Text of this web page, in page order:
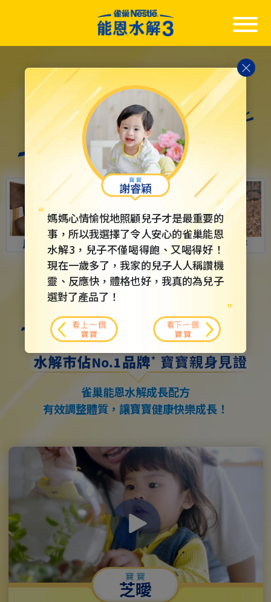
content
謝睿穎
媽媽心情愉悅地照顧兒子才是最重要的
事，所以我選擇了令人安心的雀巢能恩
水解3，兒子不僅喝得飽、又喝得好！
現在一歲多了，我家的兒子人人稱讚機
靈、反應快，體格也好，我真的為兒子
選對了產品了！
看上一個
寶寶
看下一個
寶寶
雀巢能恩水解成長配方
有效調整體質，讓寶寶健康快樂成長！
芝曖